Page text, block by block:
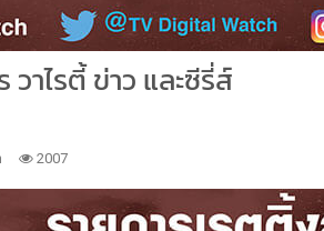
าไรตี้ ข่าว และซีรี่ส์
2007